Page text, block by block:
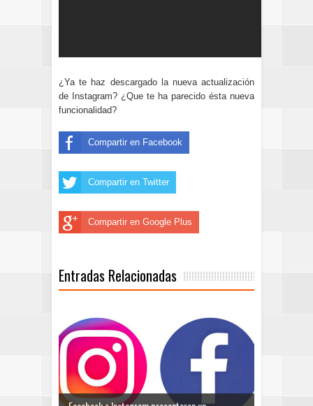
¿Ya te haz descargado la nueva actualización
de Instagram? ¿Que te ha parecido ésta nueva
funcionalidad?
Compartir en Facebook
Compartir en Twitter
Compartir en Google Plus
Entradas Relacionadas